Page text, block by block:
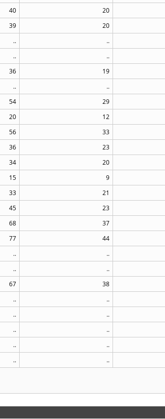
40 20
39 20
.. ..
.. ..
36 19
.. ..
54 29
20 12
56 33
36 23
34 20
15 9
33 21
45 23
68 37
77 44
.. ..
.. ..
67 38
.. ..
.. ..
.. ..
.. ..
.. ..